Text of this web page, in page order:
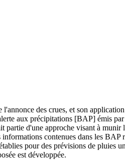
des crues, et son
aux précipitations [BAP] émis
d'une approche visant à
contenues dans les BAP
pour des prévisions de pluies
est développée.